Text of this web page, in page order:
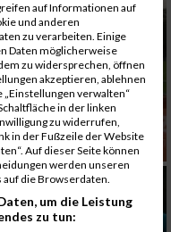
auf Informationen auf
und anderen
zu verarbeiten. Einige
Daten möglicherweise
zu widersprechen, öffnen
akzeptieren, ablehnen
„Einstellungen verwalten“
in der linken
zu widerrufen,
in der Fußzeile der Website
Auf dieser Seite können
werden unseren
die Browserdaten.
um die Leistung
zu tun: